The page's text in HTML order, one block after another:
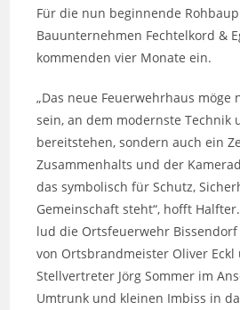
Für die nun beginnende
Bauunternehmen Fechtelkord &
kommenden vier Monate ein.
„Das neue Feuerwehrhaus
sein, an dem modernste Technik
bereitstehen, sondern auch ein
Zusammenhalts und der
das symbolisch für Schutz,
Gemeinschaft steht“, hofft
lud die Ortsfeuerwehr
von Ortsbrandmeister Oliver Eckl
Stellvertreter Jörg Sommer im
Umtrunk und kleinen Imbiss in